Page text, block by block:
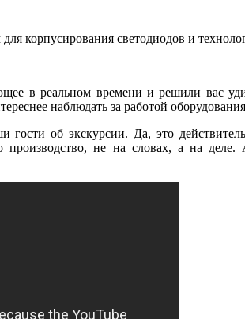
корпусирования светодиодов и
в реальном времени и решили вас
наблюдать за работой
гости об экскурсии. Да, это
не на словах, а на